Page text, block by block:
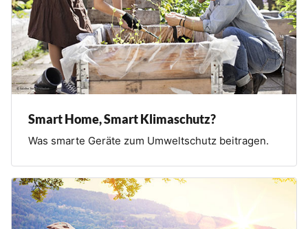
Smart Home, Smart Klimaschutz?
Was smarte Geräte zum Umweltschutz beitragen.